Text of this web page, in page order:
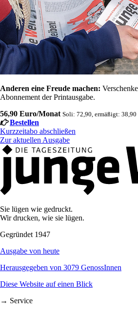
Anderen eine Freude machen:
Abonnement der Printausgabe.
56,90 Euro/Monat Soli: 72,90, ermäßigt: 38,90
Bestellen
Kurzzeitabo abschließen
Zur aktuellen Ausgabe
Sie lügen wie gedruckt.
Wir drucken, wie sie lügen.
Gegründet 1947
Ausgabe von heute
Herausgegeben von 3079 GenossInnen
Diese Website auf einen Blick
→ Service